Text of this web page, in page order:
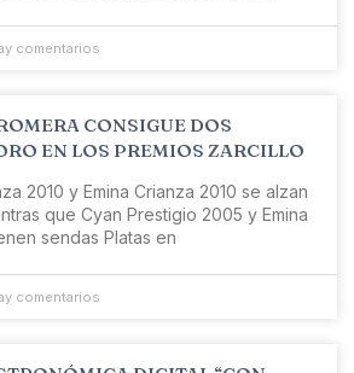
comentarios
CONSIGUE DOS
EN LOS PREMIOS ZARCILLO
2010 y Emina Crianza 2010 se alzan
que Cyan Prestigio 2005 y Emina
sendas Platas en
comentarios